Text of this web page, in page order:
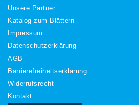
Unsere Partner
Katalog zum Blättern
Impressum
Daten­schutz­erklärung
AGB
Barrierefreiheitserklärung
Widerrufs­recht
Kontakt